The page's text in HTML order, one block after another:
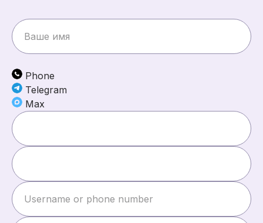
Phone
Telegram
Max